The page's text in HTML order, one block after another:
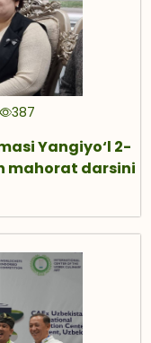
387
Yangiyo‘l 2-
mahorat darsini